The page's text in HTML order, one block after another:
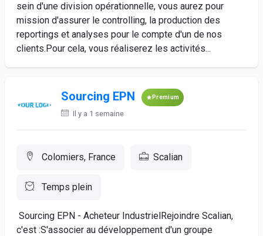
sein d'une division opérationnelle, vous aurez pour
mission d'assurer le controlling, la production des
reportings et analyses pour le compte d'un de nos
clients.Pour cela, vous réaliserez les activités...
Sourcing EPN Premium
Il y a 1 semaine
Colomiers, France Scalian
Temps plein
Sourcing EPN - Acheteur IndustrielRejoindre Scalian,
c'est :S'associer au développement d'un groupe